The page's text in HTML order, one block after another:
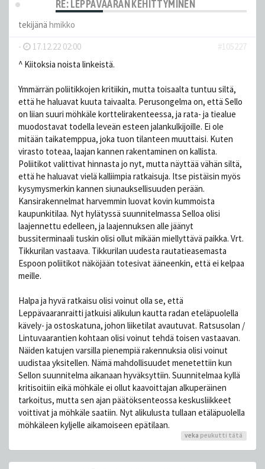
RE: LEPPÄVAARAN KEHITTYMINEN
tekijänä hmikko
-
17.12.22 02:00
#105227
^ Kiitoksia noista linkeistä.
Ymmärrän poliitikkojen kritiikin, mutta toisaalta tuntuu siltä,
että he haluavat kuuta taivaalta. Perusongelma on, että Sello
on liian suuri möhkäle korttelirakenteessa, ja rata- ja tiealue
muodostavat todella leveän esteen jalankulkijoille. Ei ole
mitään taikatemppua, joka tuon tilanteen muuttaisi. Kuten
virasto toteaa, laajan kannen rakentaminen on kallista.
Poliitikot valittivat hinnasta jo nyt, mutta näyttää vähän siltä,
että he haluavat vielä kalliimpia ratkaisuja. Itse pistäisin myös
kysymysmerkin kannen siunauksellisuuden perään.
Kansirakennelmat harvemmin luovat kovin kummoista
kaupunkitilaa. Nyt hylätyssä suunnitelmassa Selloa olisi
laajennettu edelleen, ja laajennuksen alle jäänyt
bussiterminaali tuskin olisi ollut mikään miellyttävä paikka. Vrt.
Tikkurilan vastaava. Tikkurilan uudesta rautatieasemasta
Espoon poliitikot näköjään totesivat ääneenkin, että ei kelpaa
meille.
Halpa ja hyvä ratkaisu olisi voinut olla se, että
Leppävaaranraitti jatkuisi alikulun kautta radan eteläpuolella
kävely- ja ostoskatuna, johon liiketilat avautuvat. Ratsusolan /
Lintuvaarantien kohtaan olisi voinut tehdä toisen vastaavan.
Näiden katujen varsilla pienempiä rakennuksia olisi voinut
uudistaa yksitellen. Nämä mahdollisuudet menetettiin kun
Sellon suunnitelma aikanaan hyväksyttiin. Suunnitelmaa kyllä
kritisoitiin eikä möhkäle ei ollut kaavoittajan alkuperäinen
tarkoitus, mutta sen ajan päätöksenteossa keskusliikkeet
voittivat ja möhkäle saatiin. Nyt alikulusta tullaan etäläpuolella
möhkäleen kyljelle aikamoiseen epätilaan.
veka peukutti tätä